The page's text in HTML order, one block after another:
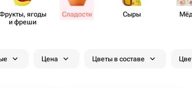
ягоды
и фреши
Сладости Сыры
Цена Цветы в составе